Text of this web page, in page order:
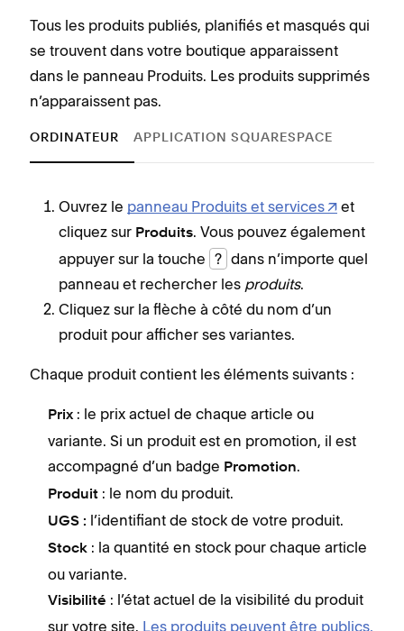
Tous les produits publiés, planifiés et masqués qui
se trouvent dans votre boutique apparaissent
dans le panneau Produits. Les produits supprimés
n’apparaissent pas.
ORDINATEUR APPLICATION SQUARESPACE
Ouvrez le panneau Produits et services
et
cliquez sur Produits. Vous pouvez également
appuyer sur la touche ? dans n’importe quel
panneau et rechercher les produits.
Cliquez sur la flèche à côté du nom d’un
produit pour afficher ses variantes.
Chaque produit contient les éléments suivants :
Prix : le prix actuel de chaque article ou
variante. Si un produit est en promotion, il est
accompagné d’un badge Promotion.
Produit : le nom du produit.
UGS : l’identifiant de stock de votre produit.
Stock : la quantité en stock pour chaque article
ou variante.
Visibilité : l’état actuel de la visibilité du produit
sur votre site. Les produits peuvent être publics,